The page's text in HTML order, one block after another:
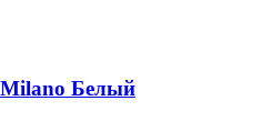
Белый